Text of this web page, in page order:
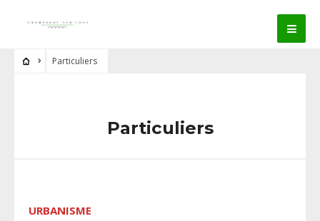
Particuliers
Particuliers
URBANISME